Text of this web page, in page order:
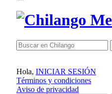
Hola, INICIAR SESIÓN
Términos y condiciones
Aviso de privacidad